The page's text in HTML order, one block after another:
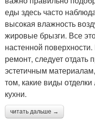
еды здесь часто
высокая влажность
жировые брызги. Все
настенной
ремонт, следует отдать
эстетичным
том, какие виды
кухни.
читать дальше →